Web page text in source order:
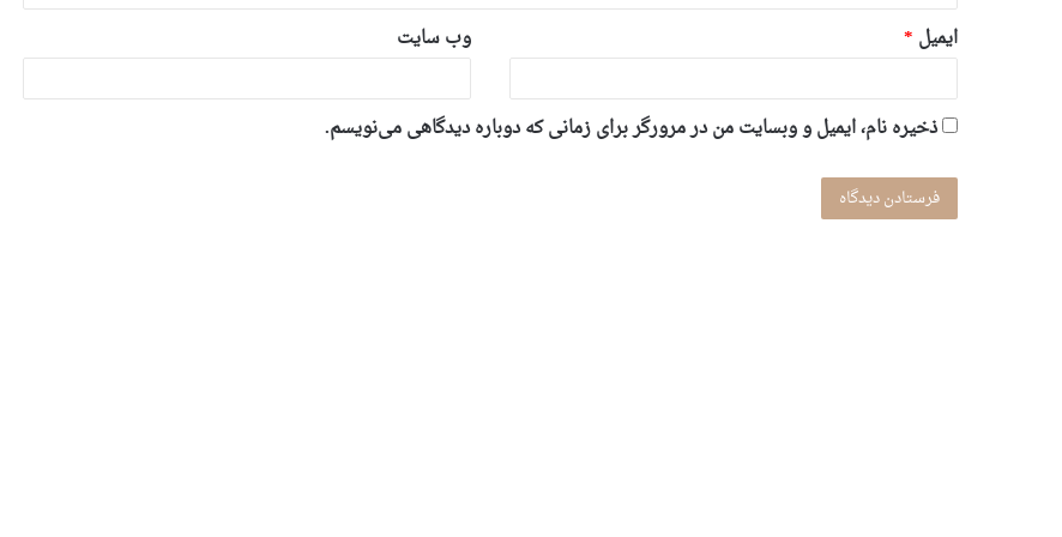
ایمیل * وب‌ سایت
ذخیره نام، ایمیل و وبسایت من در مرورگر برای زمانی که دوباره دیدگاهی می‌نویسم.